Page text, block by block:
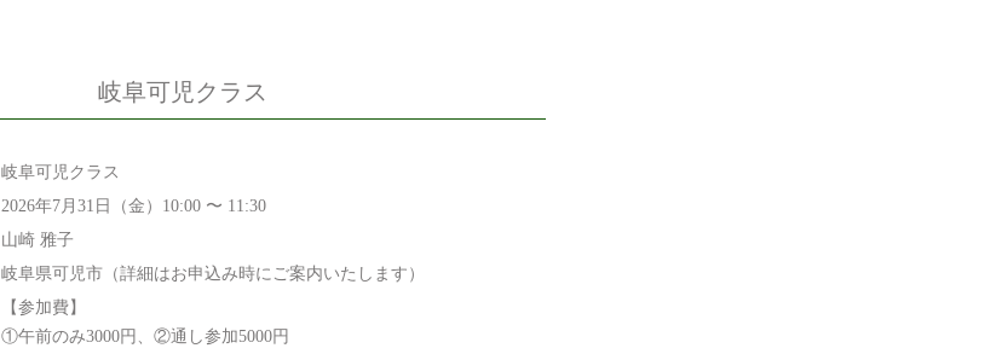
岐阜可児クラス
岐阜可児クラス
2026年7月31日（金）10:00 〜 11:30
山崎 雅子
岐阜県可児市（詳細はお申込み時にご案内いたします）
【参加費】
①午前のみ3000円、②通し参加5000円